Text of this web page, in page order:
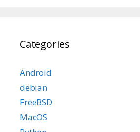
Categories
Android
debian
FreeBSD
MacOS